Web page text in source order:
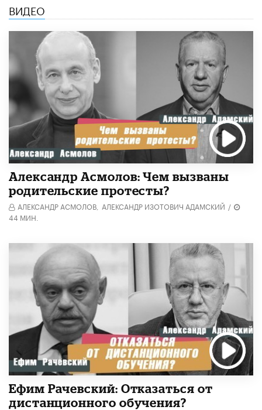
ВИДЕО
Александр Асмолов: Чем вызваны
родительские протесты?
АЛЕКСАНДР АСМОЛОВ, АЛЕКСАНДР ИЗОТОВИЧ АДАМСКИЙ /
44 МИН.
Ефим Рачевский: Отказаться от
дистанционного обучения?